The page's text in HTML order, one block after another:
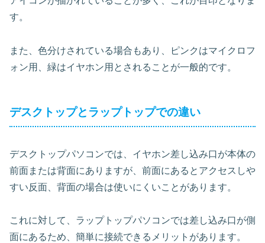
す。
また、色分けされている場合もあり、ピンクはマイクロフ
ォン用、緑はイヤホン用とされることが一般的です。
デスクトップとラップトップでの違い
デスクトップパソコンでは、イヤホン差し込み口が本体の
前面または背面にありますが、前面にあるとアクセスしや
すい反面、背面の場合は使いにくいことがあります。
これに対して、ラップトップパソコンでは差し込み口が側
面にあるため、簡単に接続できるメリットがあります。